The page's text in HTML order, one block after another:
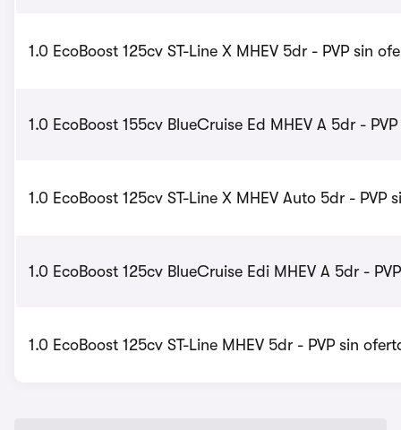
1.0 EcoBoost 125cv ST-Line X MHEV 5dr - PVP sin
1.0 EcoBoost 155cv BlueCruise Ed MHEV A 5dr -
1.0 EcoBoost 125cv ST-Line X MHEV Auto 5dr - PVP
1.0 EcoBoost 125cv BlueCruise Edi MHEV A 5dr -
1.0 EcoBoost 125cv ST-Line MHEV 5dr - PVP sin